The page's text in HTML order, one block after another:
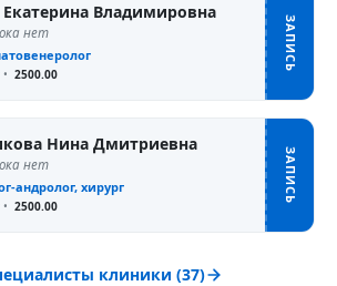
Екатерина Владимировна
нет
• 2500.00
ЗАПИСЬ
Нина Дмитриевна
нет
андролог, хирург
• 2500.00
ЗАПИСЬ
клиники (37)